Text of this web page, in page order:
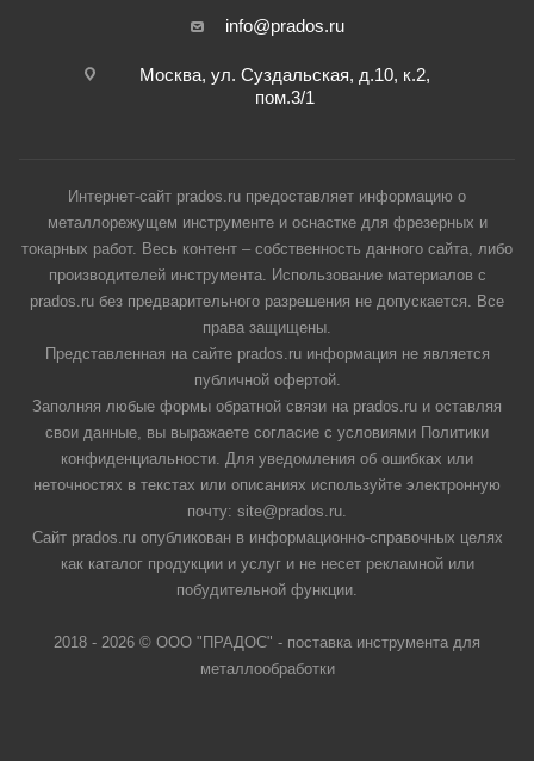
info@prados.ru
Москва, ул. Суздальская, д.10, к.2,
пом.3/1
Интернет-сайт prados.ru предоставляет информацию о
металлорежущем инструменте и оснастке для фрезерных и
токарных работ. Весь контент – собственность данного сайта, либо
производителей инструмента. Использование материалов с
prados.ru без предварительного разрешения не допускается. Все
права защищены.
Представленная на сайте prados.ru информация не является
публичной офертой.
Заполняя любые формы обратной связи на prados.ru и оставляя
свои данные, вы выражаете согласие с условиями Политики
конфиденциальности. Для уведомления об ошибках или
неточностях в текстах или описаниях используйте электронную
почту: site@prados.ru.
Сайт prados.ru опубликован в информационно-справочных целях
как каталог продукции и услуг и не несет рекламной или
побудительной функции.
2018 - 2026 © ООО "ПРАДОС" - поставка инструмента для
металлообработки